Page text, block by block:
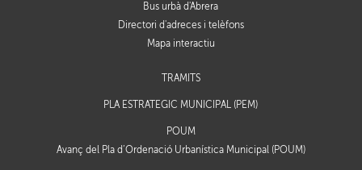
Bus urbà d'Abrera
Directori d'adreces i telèfons
Mapa interactiu
TRÀMITS
PLA ESTRATÈGIC MUNICIPAL (PEM)
POUM
Avanç del Pla d’Ordenació Urbanística Municipal (POUM)